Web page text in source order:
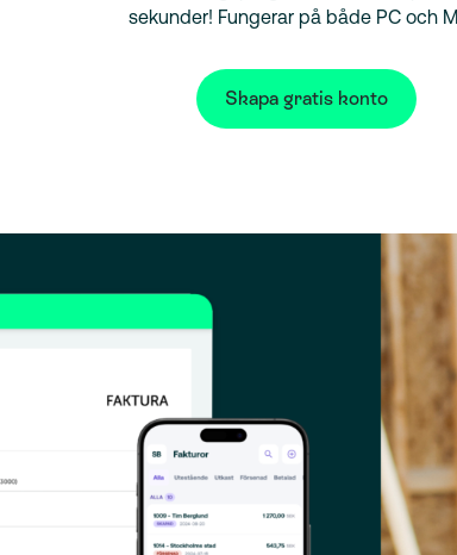
sekunder! Fungerar på både PC och
Skapa gratis konto